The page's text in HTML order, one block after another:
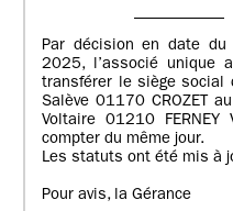
Par décision en date du
2025, l’associé unique
transférer le siège social
Salève 01170 CROZET
Voltaire 01210 FERNEY
compter du même jour.
Les statuts ont été mis à
Pour avis, la Gérance